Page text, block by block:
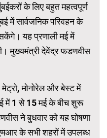
के लिए बहुत महत्वपूर्ण
में सार्वजनिक परिवहन के
यह प्रणाली मई में
मुख्यमंत्री देवेंद्र फडणवीस
मोनोरेल और बेस्ट में
में 1 से 15 मई के बीच शुरू
ने बुधवार को यह घोषणा
के सभी शहरों में उपलब्ध